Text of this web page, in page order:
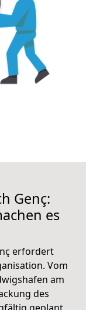
Genç:
es
erfordert
Vom
am
des